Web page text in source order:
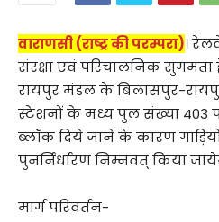
वाराणसी (राष्ट्र की परम्परा)।
संरक्षा एवं परिचालनिक सुगमता
रायपुर मंडल के बिलासपुर-
स्टेशनों के मध्य पुल संख्या 403
ब्लॉक दिये जाने के कारण
पुनर्निर्धारण निम्नवत् किया
मार्ग परिवर्तन-